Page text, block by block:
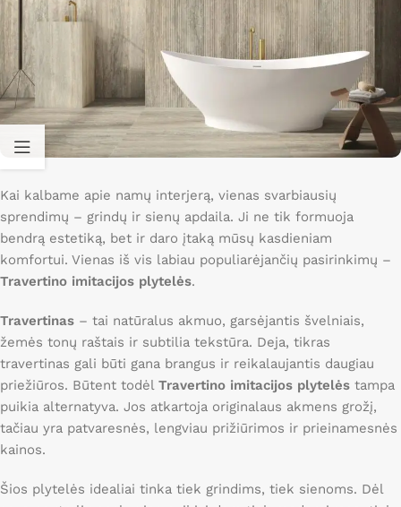
Kai kalbame apie namų interjerą, vienas svarbiausių
sprendimų – grindų ir sienų apdaila. Ji ne tik formuoja
bendrą estetiką, bet ir daro įtaką mūsų kasdieniam
komfortui. Vienas iš vis labiau populiarėjančių pasirinkimų –
Travertino imitacijos plytelės.
Travertinas – tai natūralus akmuo, garsėjantis švelniais,
žemės tonų raštais ir subtilia tekstūra. Deja, tikras
travertinas gali būti gana brangus ir reikalaujantis daugiau
priežiūros. Būtent todėl Travertino imitacijos plytelės tampa
puikia alternatyva. Jos atkartoja originalaus akmens grožį,
tačiau yra patvaresnės, lengviau prižiūrimos ir prieinamesnės
kainos.
Šios plytelės idealiai tinka tiek grindims, tiek sienoms. Dėl